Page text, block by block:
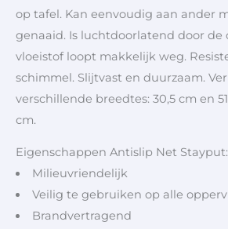
op tafel. Kan eenvoudig aan ander
genaaid. Is luchtdoorlatend door de
vloeistof loopt makkelijk weg.
schimmel. Slijtvast en duurzaam.
verschillende breedtes: 30,5 cm en
cm.
Eigenschappen Antislip Net Stayput:
Milieuvriendelijk
Veilig te gebruiken op alle
Brandvertragend